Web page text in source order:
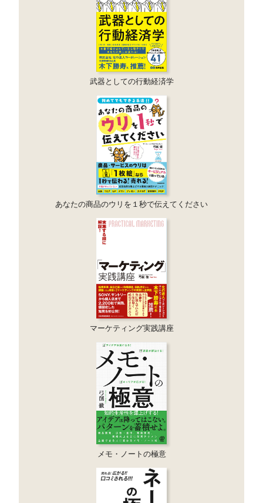
武器としての行動経済学
あなたの商品のウリを１秒で伝えてください
マーケティング実践講座
メモ・ノートの極意